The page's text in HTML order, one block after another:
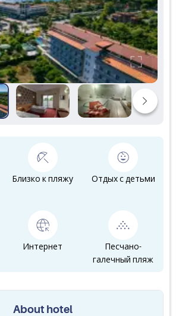
Близко к пляжу Отдых с детьми
Интернет
Песчано-
галечный пляж
About hotel